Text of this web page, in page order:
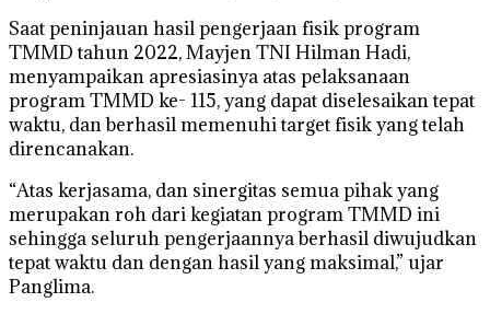
Saat peninjauan hasil pengerjaan fisik program
TMMD tahun 2022, Mayjen TNI Hilman Hadi,
menyampaikan apresiasinya atas pelaksanaan
program TMMD ke- 115, yang dapat diselesaikan tepat
waktu, dan berhasil memenuhi target fisik yang telah
direncanakan.
“Atas kerjasama, dan sinergitas semua pihak yang
merupakan roh dari kegiatan program TMMD ini
sehingga seluruh pengerjaannya berhasil diwujudkan
tepat waktu dan dengan hasil yang maksimal,” ujar
Panglima.